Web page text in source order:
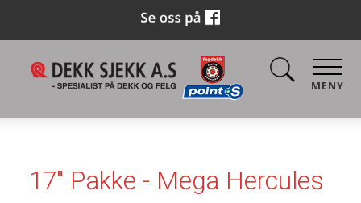
MENY
17" Pakke - Mega Hercules